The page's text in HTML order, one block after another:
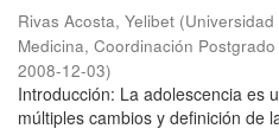
Rivas Acosta, Yelibet (
Medicina, Coordinación
2008-12-03)
Introducción: La adolescencia es
múltiples cambios y definición de